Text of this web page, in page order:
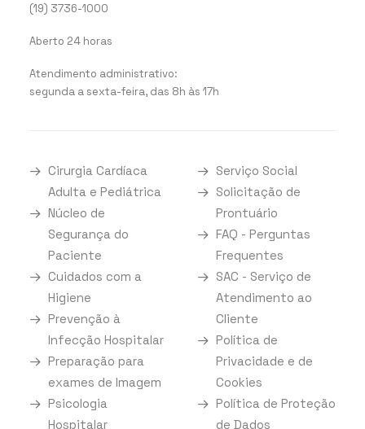
(19) 3736-1000
Aberto 24 horas
Atendimento administrativo:
segunda a sexta-feira, das 8h às 17h
Cirurgia Cardíaca
Adulta e Pediátrica
Núcleo de
Segurança do
Paciente
Cuidados com a
Higiene
Prevenção à
Infecção Hospitalar
Preparação para
exames de Imagem
Psicologia
Hospitalar
Serviço Social
Solicitação de
Prontuário
FAQ - Perguntas
Frequentes
SAC - Serviço de
Atendimento ao
Cliente
Política de
Privacidade e de
Cookies
Política de Proteção
de Dados